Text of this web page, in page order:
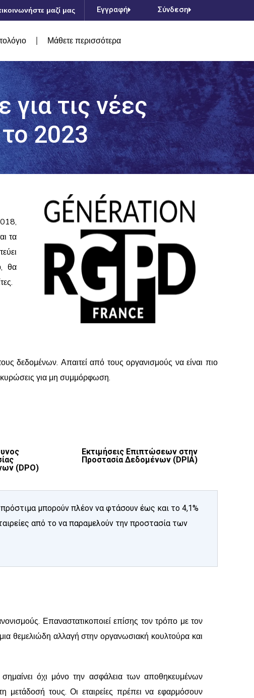
μαζί μας Εγγραφή Σύνδεση
Μάθετε περισσότερα
τις νέες
2023
τα
θα
δεδομένων. Απαιτεί από τους οργανισμούς να είναι πιο
κυρώσεις για μη συμμόρφωση.
(DPO)
Εκτιμήσεις Επιπτώσεων στην
Προστασία Δεδομένων (DPIA)
μπορούν πλέον να φτάσουν έως και το 4,1%
από το να παραμελούν την προστασία των
Επαναστατικοποιεί επίσης τον τρόπο με τον
θεμελιώδη αλλαγή στην οργανωσιακή κουλτούρα και
όχι μόνο την ασφάλεια των αποθηκευμένων
τους. Οι εταιρείες πρέπει να εφαρμόσουν